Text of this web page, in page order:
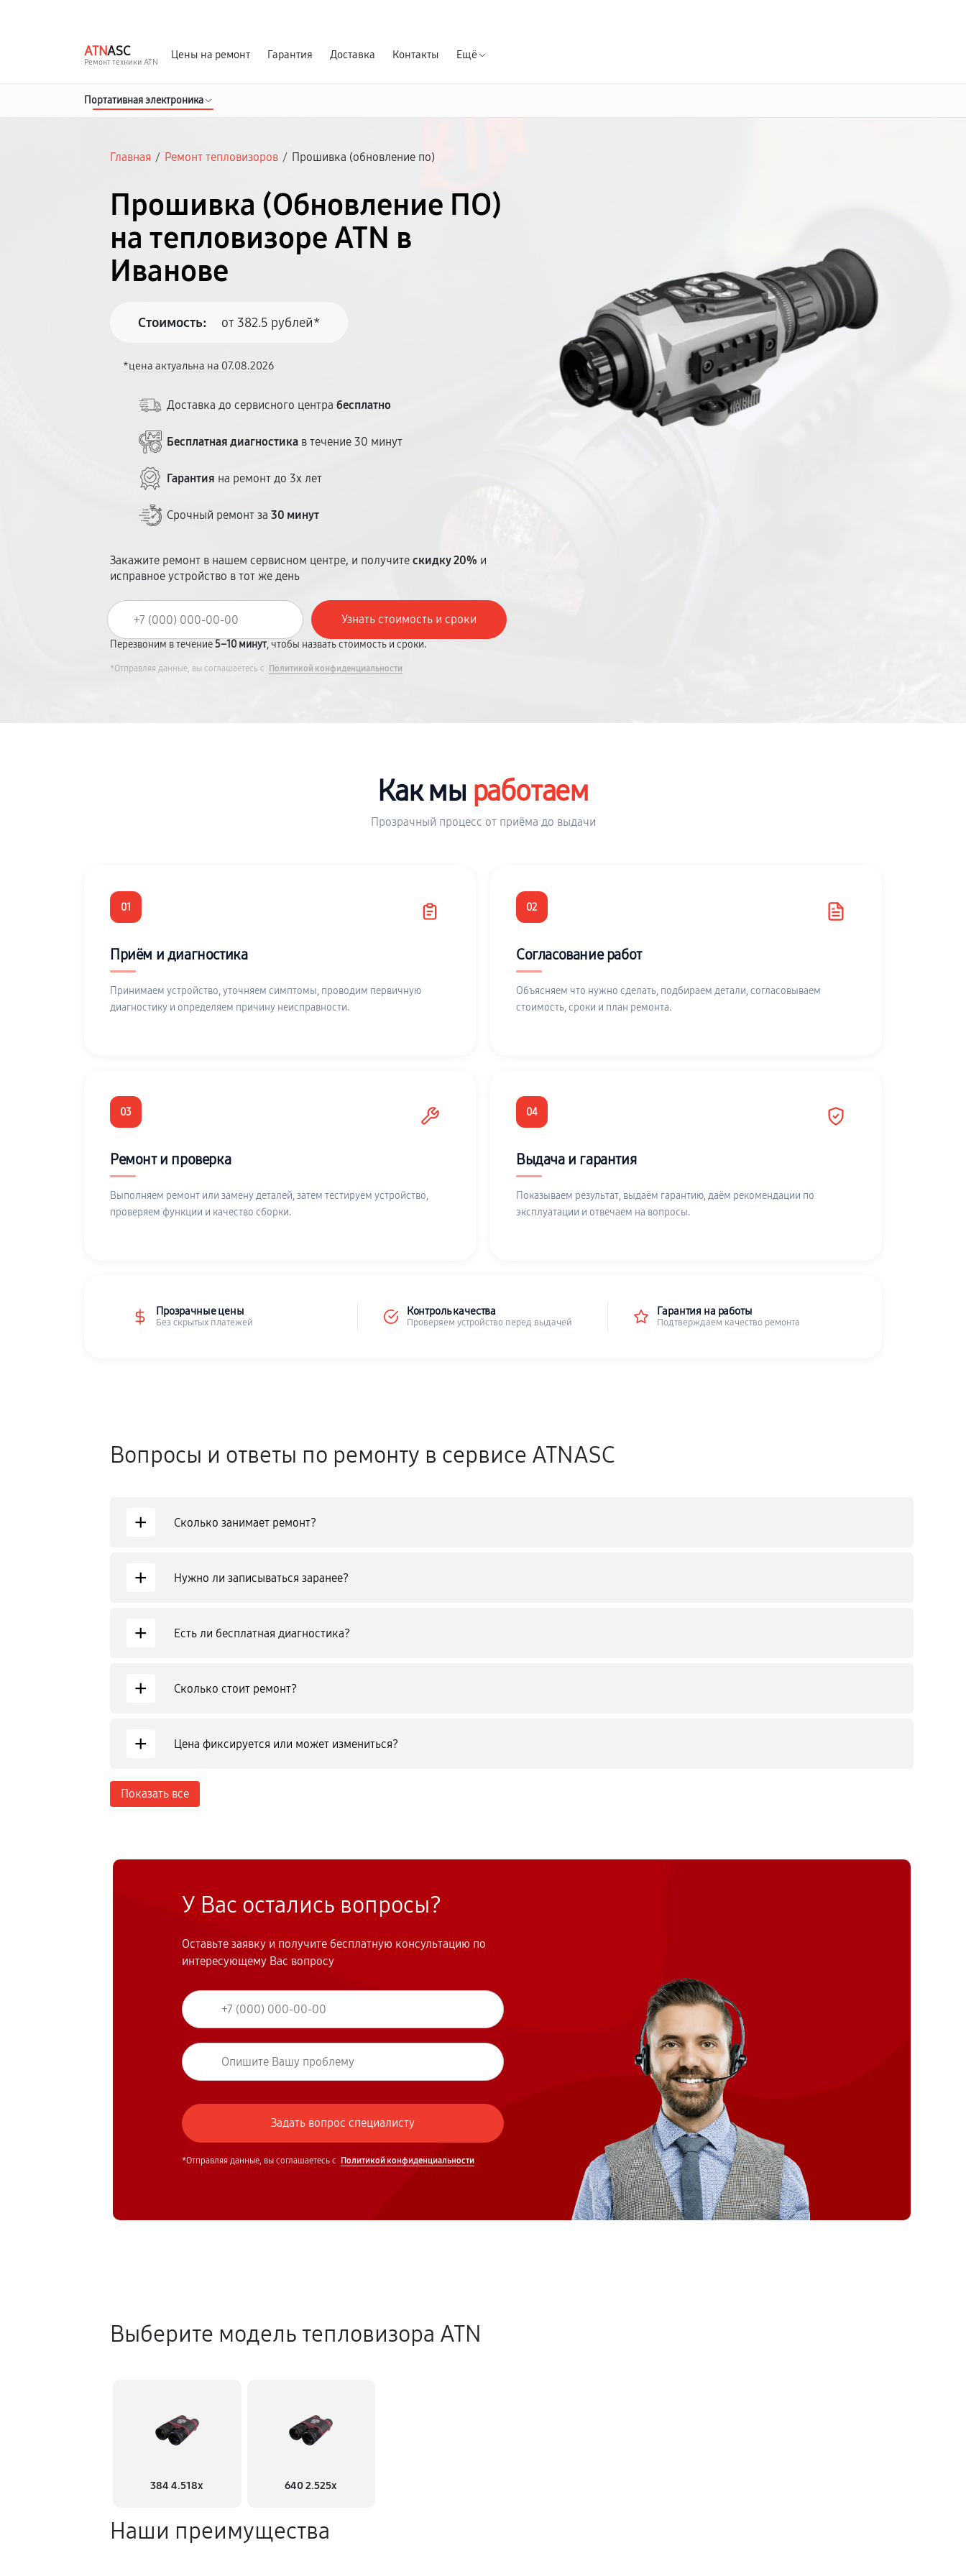
ATNASC
Ремонт техники ATN
Цены на ремонт Гарантия Доставка Контакты Ещё
Портативная электроника
Главная / Ремонт тепловизоров / Прошивка (обновление по)
Прошивка (Обновление ПО)
на тепловизоре ATN в
Иванове
Стоимость: от 382.5 рублей*
*цена актуальна на 07.08.2026
Доставка до сервисного центрабесплатно
Бесплатная диагностика в течение 30 минут
Гарантия на ремонт до 3х лет
Срочный ремонт за30 минут
Закажите ремонт в нашем сервисном центре, и получитескидку 20% и
исправное устройство в тот же день
Перезвоним в течение 5–10 минут, чтобы назвать стоимость и сроки.
*Отправляя данные, вы соглашаетесь с Политикой конфиденциальности
Как мы работаем
Прозрачный процесс от приёма до выдачи
01
Приём и диагностика
Принимаем устройство, уточняем симптомы, проводим первичную
диагностику и определяем причину неисправности.
02
Согласование работ
Объясняем что нужно сделать, подбираем детали, согласовываем
стоимость, сроки и план ремонта.
03
Ремонт и проверка
Выполняем ремонт или замену деталей, затем тестируем устройство,
проверяем функции и качество сборки.
04
Выдача и гарантия
Показываем результат, выдаём гарантию, даём рекомендации по
эксплуатации и отвечаем на вопросы.
Прозрачные цены
Без скрытых платежей
Контроль качества
Проверяем устройство перед выдачей
Гарантия на работы
Подтверждаем качество ремонта
Вопросы и ответы по ремонту в сервисе ATNASC
+ Сколько занимает ремонт?
+ Нужно ли записываться заранее?
+ Есть ли бесплатная диагностика?
+ Сколько стоит ремонт?
+ Цена фиксируется или может измениться?
Показать все
У Вас остались вопросы?
Оставьте заявку и получите бесплатную консультацию по
интересующему Вас вопросу
*Отправляя данные, вы соглашаетесь с Политикой конфиденциальности
Выберите модель тепловизора ATN
384 4.518x 640 2.525x
Наши преимущества